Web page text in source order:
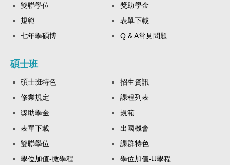
雙聯學位
獎助學金
規範
表單下載
七年學碩博
Q & A常見問題
碩士班
碩士班特色
招生資訊
修業規定
課程列表
獎助學金
規範
表單下載
出國機會
雙聯學位
課群特色
學位加值-微學程
學位加值-U學程